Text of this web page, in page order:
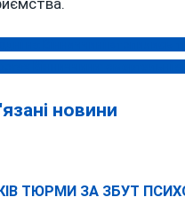
новини
ТЮРМИ ЗА ЗБУТ